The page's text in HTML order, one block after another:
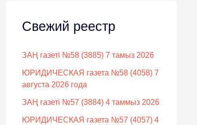
Свежий реестр
ЗАҢ газеті №58 (3885) 7 тамыз 2026
ЮРИДИЧЕСКАЯ газета №58 (4058) 7
августа 2026 года
ЗАҢ газеті №57 (3884) 4 таммыз 2026
ЮРИДИЧЕСКАЯ газета №57 (4057) 4